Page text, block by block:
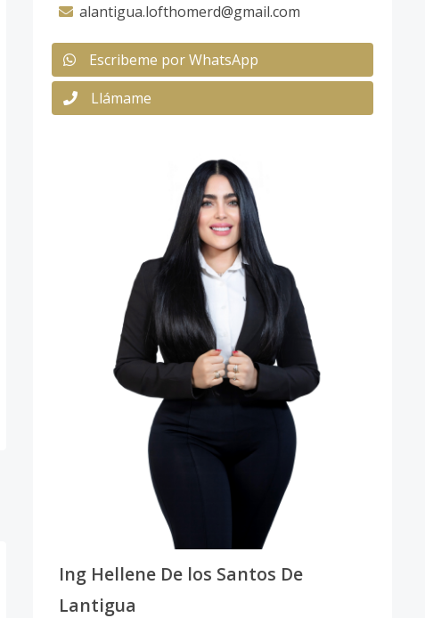
alantigua.lofthomerd@gmail.com
Escribeme por WhatsApp
Llámame
Ing Hellene De los Santos De
Lantigua